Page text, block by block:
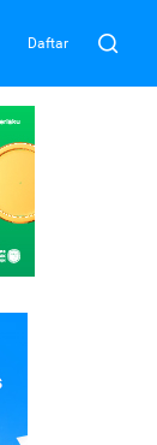
Daftar